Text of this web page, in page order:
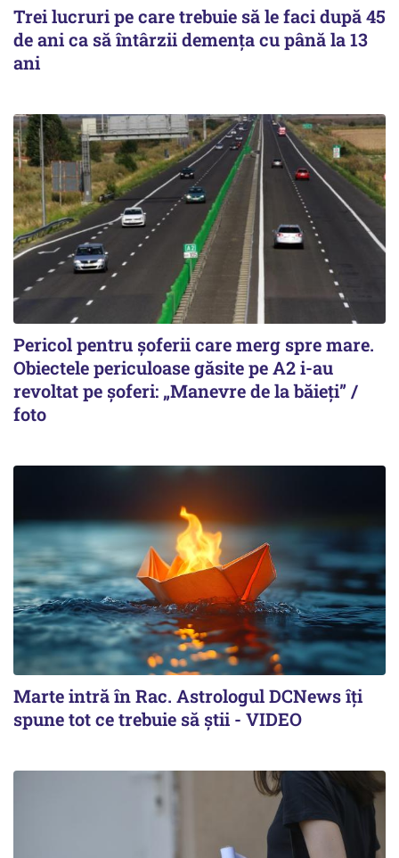
Trei lucruri pe care trebuie să le faci după 45
de ani ca să întârzii demența cu până la 13
ani
Pericol pentru șoferii care merg spre mare.
Obiectele periculoase găsite pe A2 i-au
revoltat pe șoferi: „Manevre de la băieți” /
foto
Marte intră în Rac. Astrologul DCNews îți
spune tot ce trebuie să știi - VIDEO